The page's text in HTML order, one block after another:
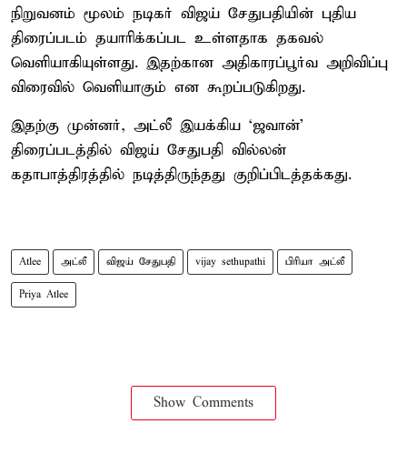
நிறுவனம் மூலம் நடிகர் விஜய் சேதுபதியின் புதிய
திரைப்படம் தயாரிக்கப்பட உள்ளதாக தகவல்
வெளியாகியுள்ளது. இதற்கான அதிகாரப்பூர்வ அறிவிப்பு
விரைவில் வெளியாகும் என கூறப்படுகிறது.
இதற்கு முன்னர், அட்லீ இயக்கிய ‘ஜவான்’
திரைப்படத்தில் விஜய் சேதுபதி வில்லன்
கதாபாத்திரத்தில் நடித்திருந்தது குறிப்பிடத்தக்கது.
Atlee அட்லீ விஜய் சேதுபதி vijay sethupathi பிரியா அட்லீ
Priya Atlee
Show Comments